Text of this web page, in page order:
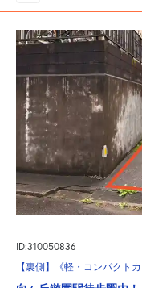
ID:310050836
【裏側】《軽・コンパクト